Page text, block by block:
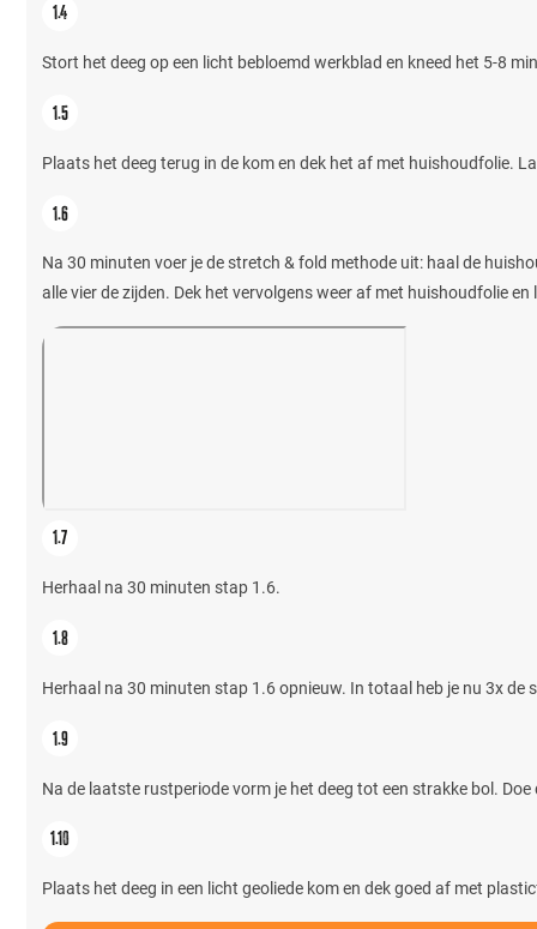
Stort het deeg op een licht bebloemd werkblad en kneed het 5-8
Plaats het deeg terug in de kom en dek het af met huishoudfolie.
Na 30 minuten voer je de stretch & fold methode uit: haal de
alle vier de zijden. Dek het vervolgens weer af met huishoudfolie
Herhaal na 30 minuten stap 1.6.
Herhaal na 30 minuten stap 1.6 opnieuw. In totaal heb je nu 3x
Na de laatste rustperiode vorm je het deeg tot een strakke bol.
Plaats het deeg in een licht geoliede kom en dek goed af met